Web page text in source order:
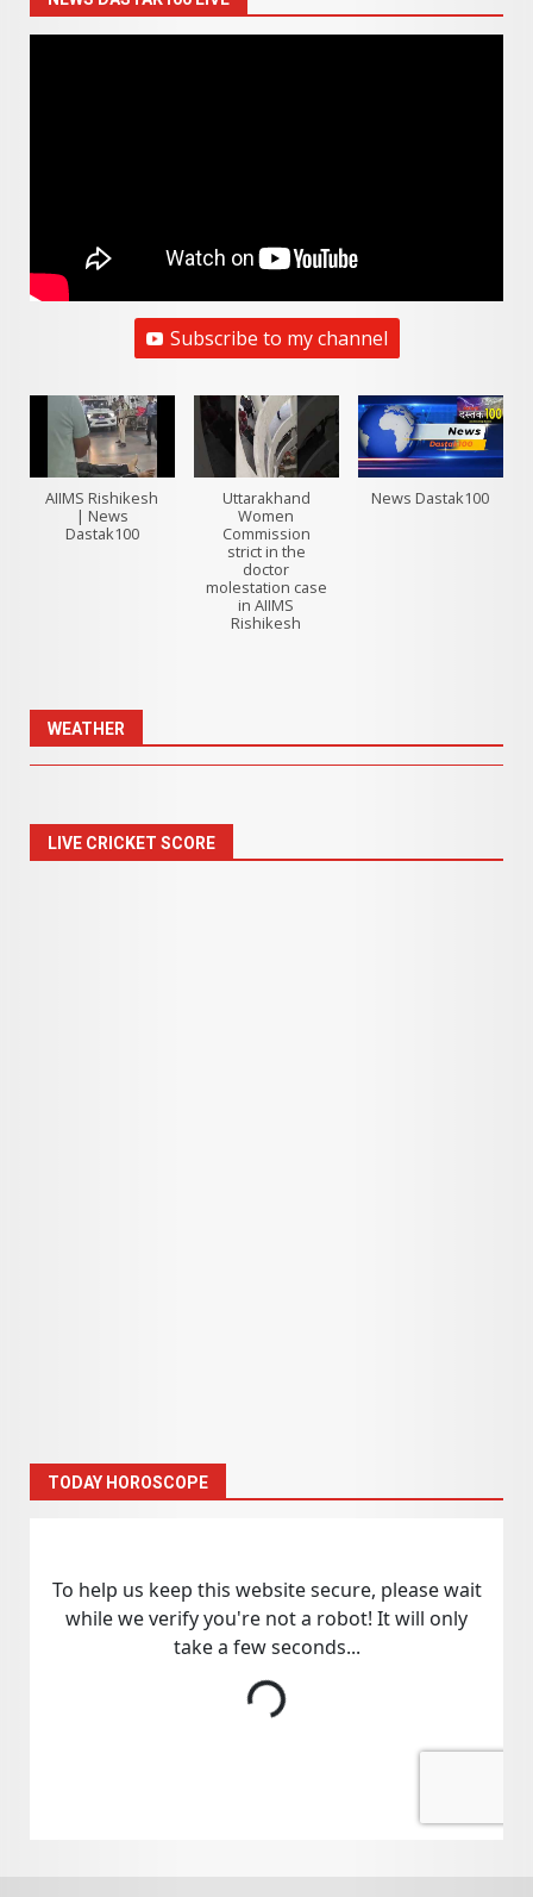
Subscribe to my channel
AIIMS Rishikesh
| News
Dastak100
Uttarakhand
Women
Commission
strict in the
doctor
molestation case
in AIIMS
Rishikesh
News Dastak100
WEATHER
LIVE CRICKET SCORE
TODAY HOROSCOPE